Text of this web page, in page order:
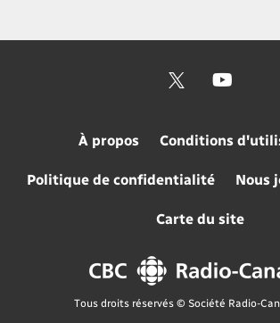
À propos Conditions
Politique de confidentialité Nous
Carte du site
Tous droits réservés © Société Radio-